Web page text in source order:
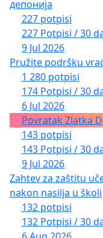
депонија
227 potpisi
227 Potpisi / 30
9 Jul 2026
Pružite podršku
1 280 potpisi
174 Potpisi / 30
6 Jul 2026
Povratak Zlatka
143 potpisi
143 Potpisi / 30
9 Jul 2026
Zahtev za zaštitu
nakon nasilja u školi
132 potpisi
132 Potpisi / 30